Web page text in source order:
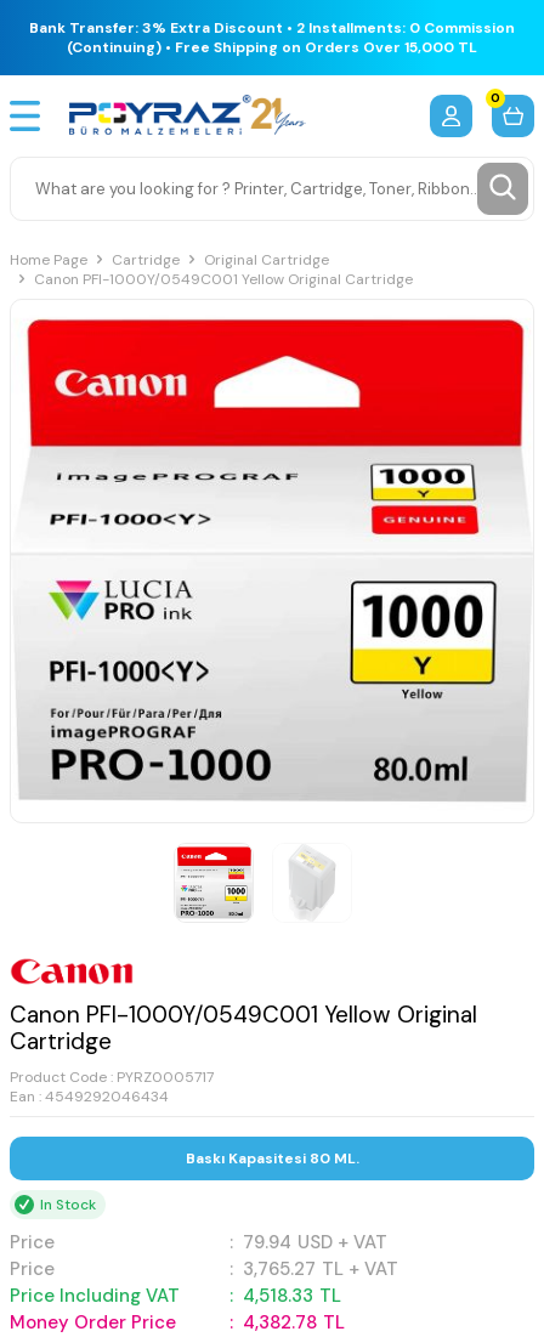
Bank Transfer: 3% Extra Discount • 2 Installments: 0 Commission
(Continuing) • Free Shipping on Orders Over 15,000 TL
0
Home Page Cartridge
Original Cartridge
Canon PFI-1000Y/0549C001 Yellow Original Cartridge
Canon PFI-1000Y/0549C001 Yellow Original
Cartridge
Product Code : PYRZ0005717
Ean : 4549292046434
Baskı Kapasitesi 80 ML.
In Stock
Price : 79.94 USD + VAT
Price
: 3,765.27 TL + VAT
Price Including VAT
: 4,518.33 TL
Money Order Price
: 4,382.78 TL